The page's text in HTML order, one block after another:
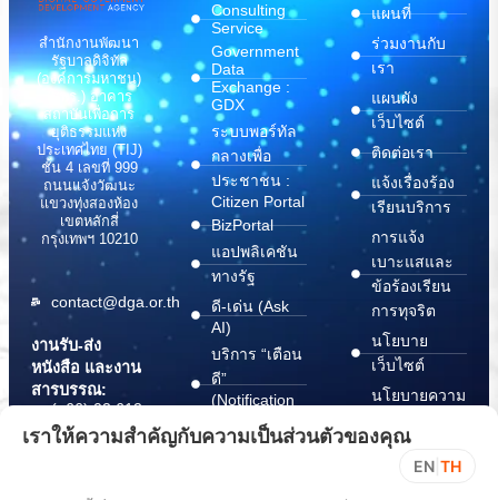
สำนักงานพัฒนา
รัฐบาลดิจิทัล
(องค์การมหาชน)
(สพร.) อาคาร
สถาบันเพื่อการ
ยุติธรรมแห่ง
ประเทศไทย (TIJ)
ชั้น 4 เลขที่ 999
ถนนแจ้งวัฒนะ
แขวงทุ่งสองห้อง
เขตหลักสี่
กรุงเทพฯ 10210
contact@dga.or.th
งานรับ-ส่ง
หนังสือ และงาน
สารบรรณ:
(+66) 02 612
6000
saraban@dga.or.th
Consulting
Service
Government
Data
Exchange :
GDX
ระบบพอร์ทัล
กลางเพื่อ
ประชาชน :
Citizen Portal
BizPortal
แอปพลิเคชัน
ทางรัฐ
ดี-เด่น (Ask
AI)
บริการ “เตือน
ดี”
(Notification
บริการ
แผนที่
ร่วมงานกับ
เรา
แผนผัง
เว็บไซต์
ติดต่อเรา
แจ้งเรื่องร้อง
เรียนบริการ
การแจ้ง
เบาะแสและ
ข้อร้องเรียน
การทุจริต
นโยบาย
เว็บไซต์
นโยบายความ
ปลอดภัย
สารสนเทศ
เราให้ความสำคัญกับความเป็นส่วนตัวของคุณ
EN TH